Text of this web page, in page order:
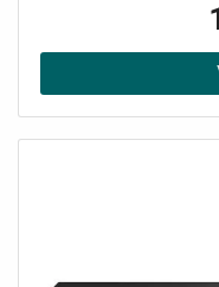
Gestion centralisée
SDN vous
localement ou
web ou